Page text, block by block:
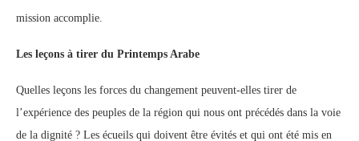
mission accomplie.
Les leçons à tirer du Printemps Arabe
Quelles leçons les forces du changement peuvent-elles tirer de
l’expérience des peuples de la région qui nous ont précédés dans la voie
de la dignité ? Les écueils qui doivent être évités et qui ont été mis en